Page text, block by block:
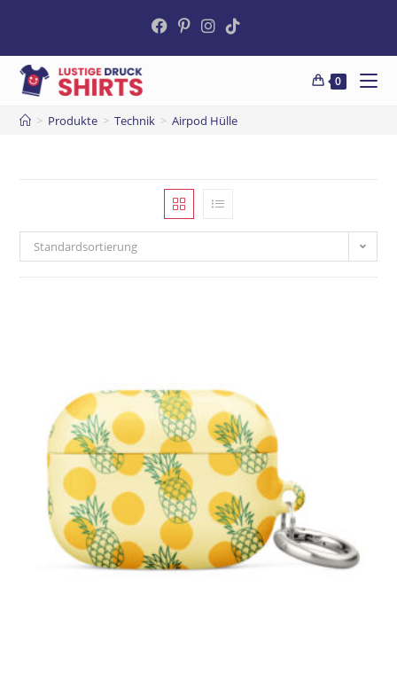
0
> Produkte > Technik > Airpod Hülle
Standardsortierung